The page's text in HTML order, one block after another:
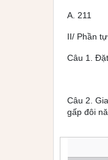
A.
II/ Phần
Câu 1.
Câu 2.
gấp đôi